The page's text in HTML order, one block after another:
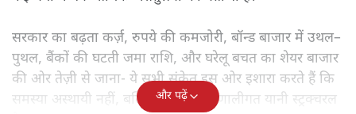
हर बजट से पहले सरकारविकास, रोजगार, गरीब कल्याण और
निवेश की बड़ी घोषणाओं का वादा करती है। लेकिन इस बार बजट